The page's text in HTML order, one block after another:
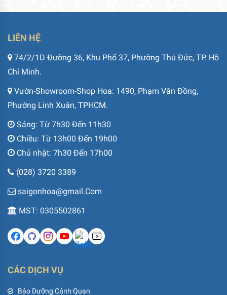
LIÊN HỆ
74/2/1D Đường 36, Khu Phố 37, Phường Thủ Đức, TP. Hồ
Chí Minh.
Vườn-Showroom-Shop Hoa: 1490, Phạm Văn Đồng,
Phường Linh Xuân, TPHCM.
Sáng: Từ 7h30 Đến 11h30
Chiều: Từ 13h00 Đến 19h00
Chủ nhật: 7h30 Đến 17h00
(028) 3720 3389
saigonhoa@gmail.Com
MST: 0305502861
CÁC DỊCH VỤ
Bảo Dưỡng Cảnh Quan